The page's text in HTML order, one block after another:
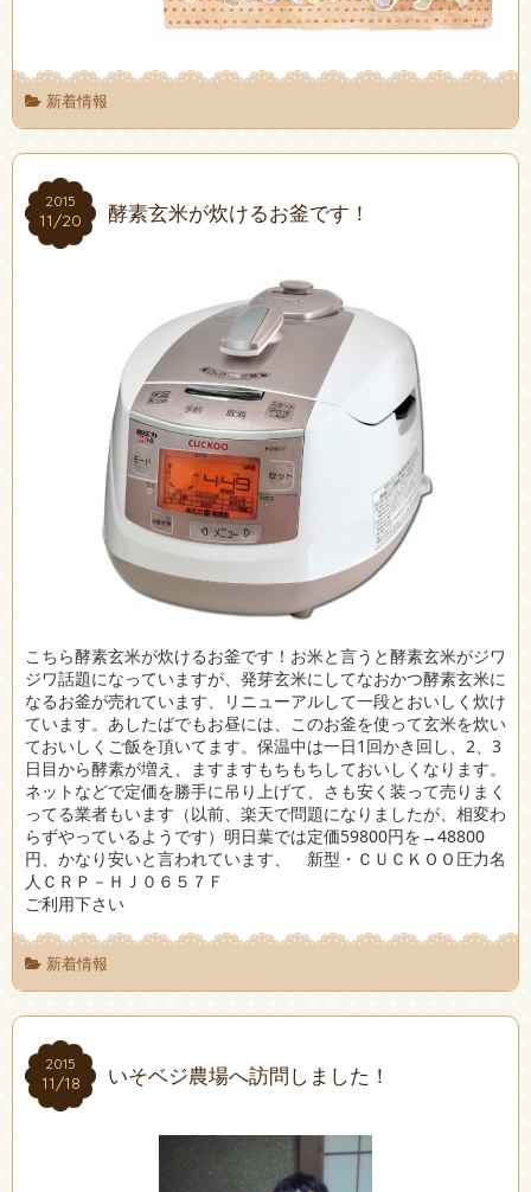
新着情報
2015
11/20
2015
11/20 酵素玄米が炊けるお釜です！
こちら酵素玄米が炊けるお釜です！お米と言うと酵素玄米がジワ
ジワ話題になっていますが、発芽玄米にしてなおかつ酵素玄米に
なるお釜が売れています、リニューアルして一段とおいしく炊け
ています。あしたばでもお昼には、このお釜を使って玄米を炊い
ておいしくご飯を頂いてます。保温中は一日1回かき回し、2、3
日目から酵素が増え、ますますもちもちしておいしくなります。
ネットなどで定価を勝手に吊り上げて、さも安く装って売りまく
ってる業者もいます（以前、楽天で問題になりましたが、相変わ
らずやっているようです）明日葉では定価59800円を→48800
円、かなり安いと言われています、 新型・ＣＵＣＫＯＯ圧力名
人ＣＲＰ－ＨＪ０６５７Ｆ
ご利用下さい
新着情報
2015
11/18
2015
11/18 いそベジ農場へ訪問しました！